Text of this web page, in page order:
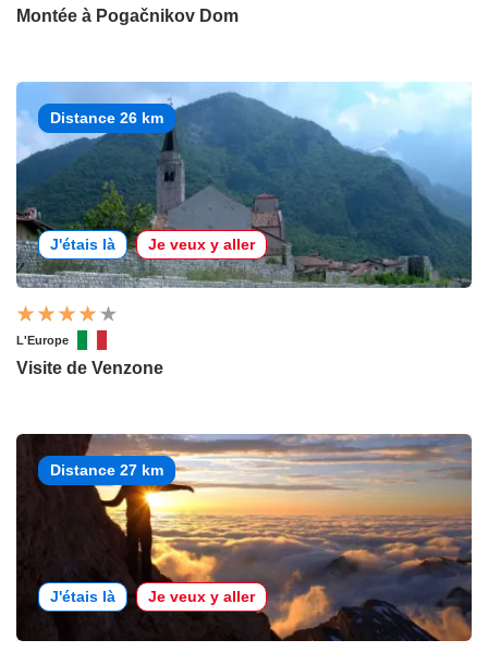
Montée à Pogačnikov Dom
Distance 26 km
J'étais là Je veux y aller
L'Europe
Visite de Venzone
Distance 27 km
J'étais là Je veux y aller